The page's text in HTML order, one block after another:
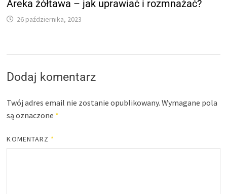
Areka żółtawa – jak uprawiać i rozmnażać?
26 października, 2023
Dodaj komentarz
Twój adres email nie zostanie opublikowany. Wymagane pola
są oznaczone *
KOMENTARZ *